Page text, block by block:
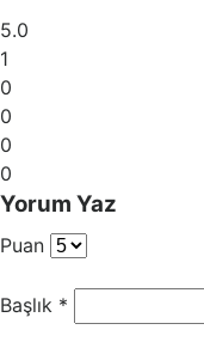
5.0
1
0
0
0
0
Yorum Yaz
Puan
Başlık *